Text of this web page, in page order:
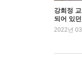
『난처
강희정
되어 있
(美)"
2022년